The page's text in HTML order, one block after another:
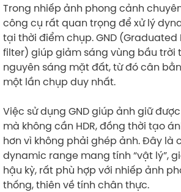
Trong nhiếp ảnh phong cảnh
công cụ rất quan trọng để xử lý
tại thời điểm chụp. GND (Graduated
filter) giúp giảm sáng vùng bầu trời
nguyên sáng mặt đất, từ đó cân
một lần chụp duy nhất.
Việc sử dụng GND giúp ảnh giữ
mà không cần HDR, đồng thời tạo
hơn vì không phải ghép ảnh. Đây là
dynamic range mang tính “vật lý”,
hậu kỳ, rất phù hợp với nhiếp ảnh
thống, thiên về tính chân thực.